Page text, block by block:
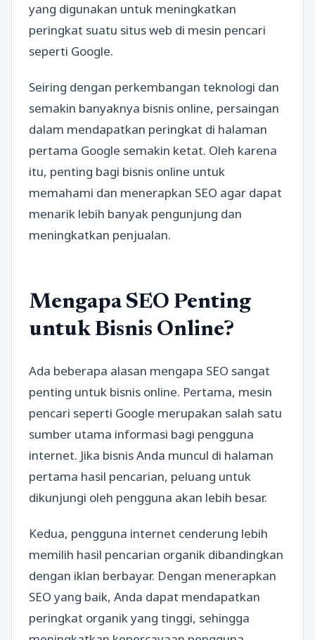
yang digunakan untuk meningkatkan
peringkat suatu situs web di mesin pencari
seperti Google.
Seiring dengan perkembangan teknologi dan
semakin banyaknya bisnis online, persaingan
dalam mendapatkan peringkat di halaman
pertama Google semakin ketat. Oleh karena
itu, penting bagi bisnis online untuk
memahami dan menerapkan SEO agar dapat
menarik lebih banyak pengunjung dan
meningkatkan penjualan.
Mengapa SEO Penting
untuk Bisnis Online?
Ada beberapa alasan mengapa SEO sangat
penting untuk bisnis online. Pertama, mesin
pencari seperti Google merupakan salah satu
sumber utama informasi bagi pengguna
internet. Jika bisnis Anda muncul di halaman
pertama hasil pencarian, peluang untuk
dikunjungi oleh pengguna akan lebih besar.
Kedua, pengguna internet cenderung lebih
memilih hasil pencarian organik dibandingkan
dengan iklan berbayar. Dengan menerapkan
SEO yang baik, Anda dapat mendapatkan
peringkat organik yang tinggi, sehingga